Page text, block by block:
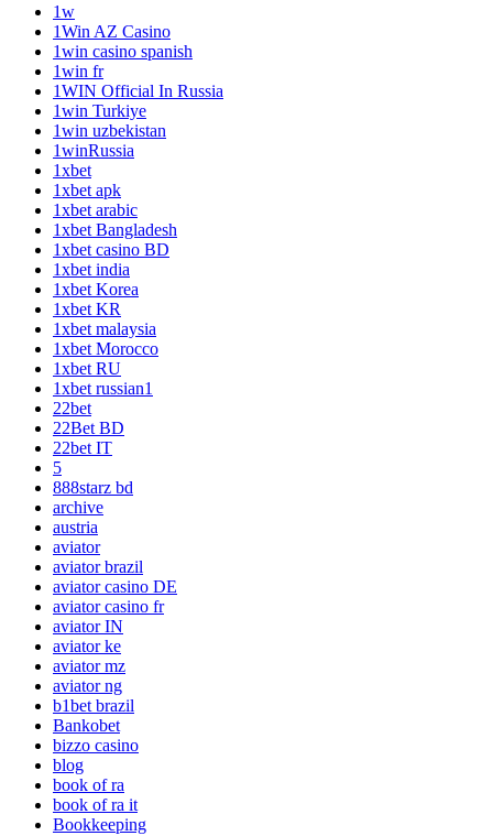
1w
1Win AZ Casino
1win casino spanish
1win fr
1WIN Official In Russia
1win Turkiye
1win uzbekistan
1winRussia
1xbet
1xbet apk
1xbet arabic
1xbet Bangladesh
1xbet casino BD
1xbet india
1xbet Korea
1xbet KR
1xbet malaysia
1xbet Morocco
1xbet RU
1xbet russian1
22bet
22Bet BD
22bet IT
5
888starz bd
archive
austria
aviator
aviator brazil
aviator casino DE
aviator casino fr
aviator IN
aviator ke
aviator mz
aviator ng
b1bet brazil
Bankobet
bizzo casino
blog
book of ra
book of ra it
Bookkeeping